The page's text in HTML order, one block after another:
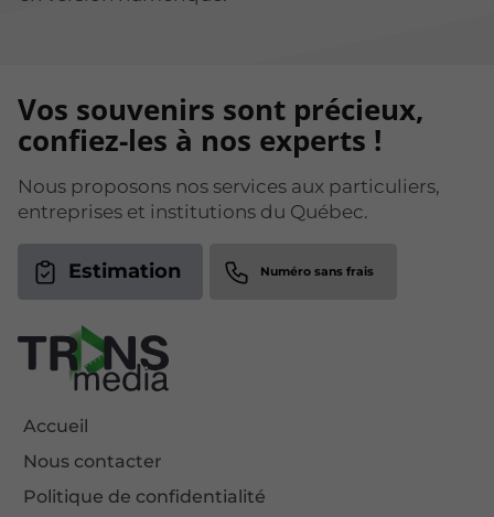
Accueil
Nous contacter
Politique de confidentialité
Vos souvenirs sont précieux,
confiez-les à nos experts !
Nous proposons nos services aux particuliers,
entreprises et institutions du Québec.
Estimation